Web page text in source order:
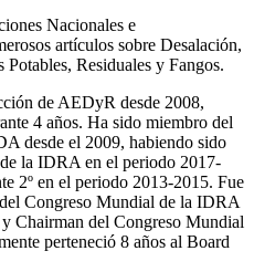
Nacionales e
artículos sobre Desalación,
Potables, Residuales y Fangos.
de AEDyR desde 2008,
4 años. Ha sido miembro del
desde el 2009, habiendo sido
la IDRA en el periodo 2017-
2º en el periodo 2013-2015. Fue
Congreso Mundial de la IDRA
Chairman del Congreso Mundial
perteneció 8 años al Board